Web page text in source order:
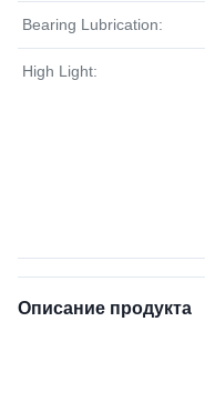
Bearing Lubrication:
High Light:
Описание продукта